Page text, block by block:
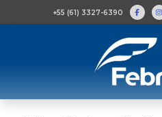
+55 (61) 3327-6390